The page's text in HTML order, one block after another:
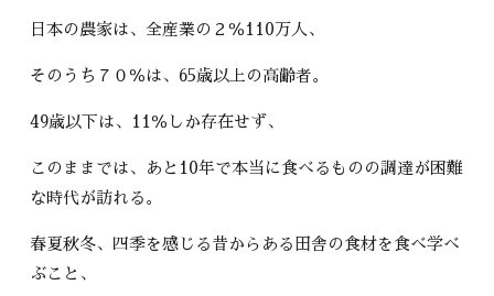
日本の農家は、全産業の２％110万人、
そのうち７０％は、65歳以上の高齢者。
49歳以下は、11％しか存在せず、
このままでは、あと10年で本当に食べるものの調達が困難
な時代が訪れる。
春夏秋冬、四季を感じる昔からある田舎の食材を食べ学べ
ぶこと、